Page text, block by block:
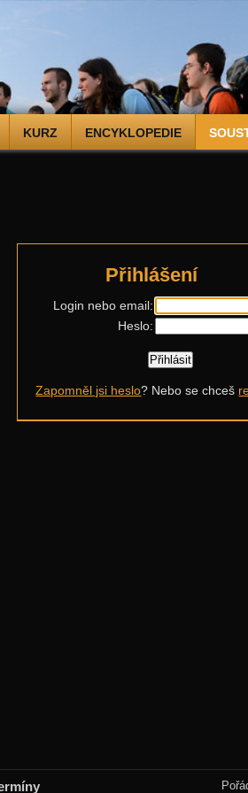
KURZ ENCYKLOPEDIE
Přihlášení
Login nebo email:
Heslo:
Zapomněl jsi heslo? Nebo se chceš